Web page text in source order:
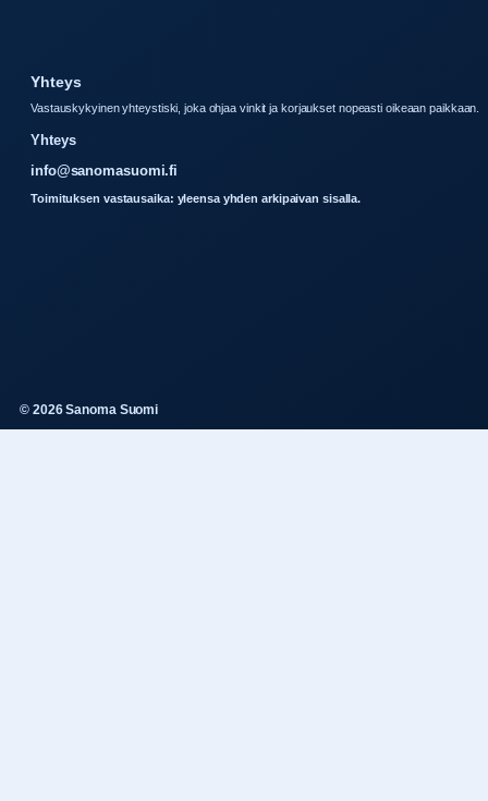
Yhteys
Vastauskykyinen yhteystiski, joka ohjaa vinkit ja korjaukset nopeasti oikeaan paikkaan.
Yhteys
info@sanomasuomi.fi
Toimituksen vastausaika: yleensa yhden arkipaivan sisalla.
© 2026 Sanoma Suomi